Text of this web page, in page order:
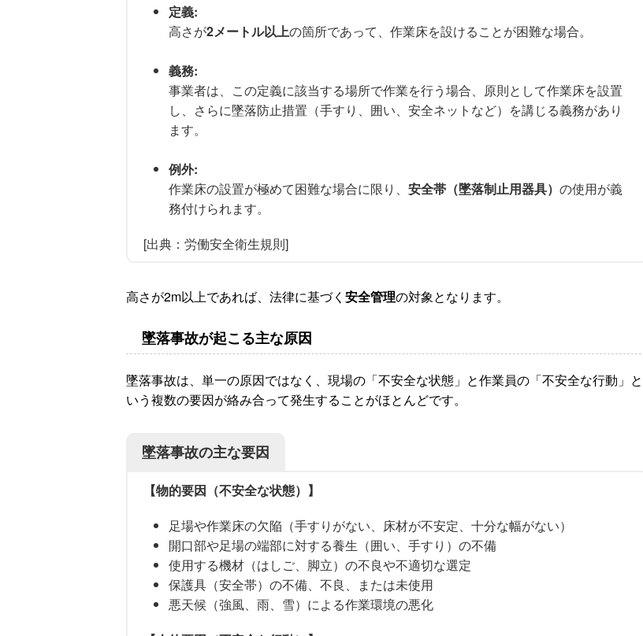
定義:
高さが2メートル以上の箇所であって、作業床を設けることが困難な場合。
義務:
事業者は、この定義に該当する場所で作業を行う場合、原則として作業床を設置
し、さらに墜落防止措置（手すり、囲い、安全ネットなど）を講じる義務があり
ます。
例外:
作業床の設置が極めて困難な場合に限り、 安全帯（墜落制止用器具） の使用が義
務付けられます。
[出典：労働安全衛生規則]
高さが2m以上であれば、法律に基づく 安全管理の対象となります。
墜落事故が起こる主な原因
墜落事故は、単一の原因ではなく、現場の「不安全な状態」と作業員の「不安全な行動」と
いう複数の要因が絡み合って発生することがほとんどです。
墜落事故の主な要因
【物的要因（不安全な状態）】
足場や作業床の欠陥（手すりがない、床材が不安定、十分な幅がない）
開口部や足場の端部に対する養生（囲い、手すり）の不備
使用する機材（はしご、脚立）の不良や不適切な選定
保護具（安全帯）の不備、不良、または未使用
悪天候（強風、雨、雪）による作業環境の悪化